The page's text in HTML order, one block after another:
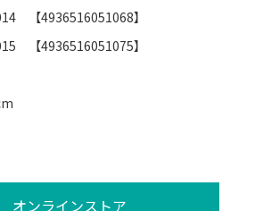
【4936516051068】
【4936516051075】
オンラインストア